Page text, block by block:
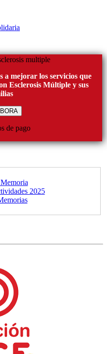
a mejorar los servicios que
Esclerosis Múltiple y sus
2025